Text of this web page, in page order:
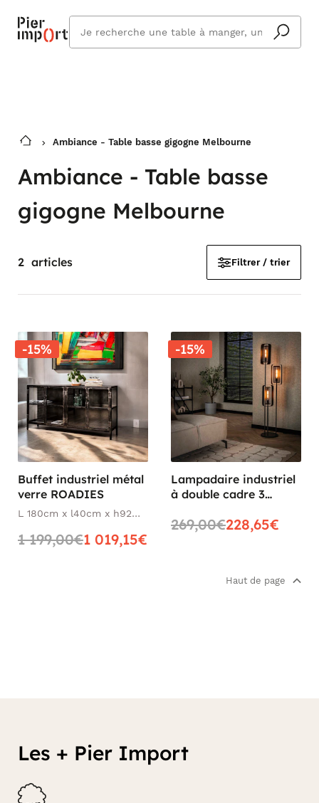
Vous êtes absent ? Pier Import s'adapte
et vous livre à votre retour.
En savoir plus
cherchez
vous ?
Ambiance - Table basse gigogne Melbourne
Ambiance - Table basse
gigogne Melbourne
2 articles Filtrer / trier
-15%
Buffet industriel métal
verre ROADIES
L 180cm x l40cm x h92
1 199,00€1 019,15€
-15%
Lampadaire industriel
à double cadre 3
269,00€228,65€
Haut de page
Les + Pier Import